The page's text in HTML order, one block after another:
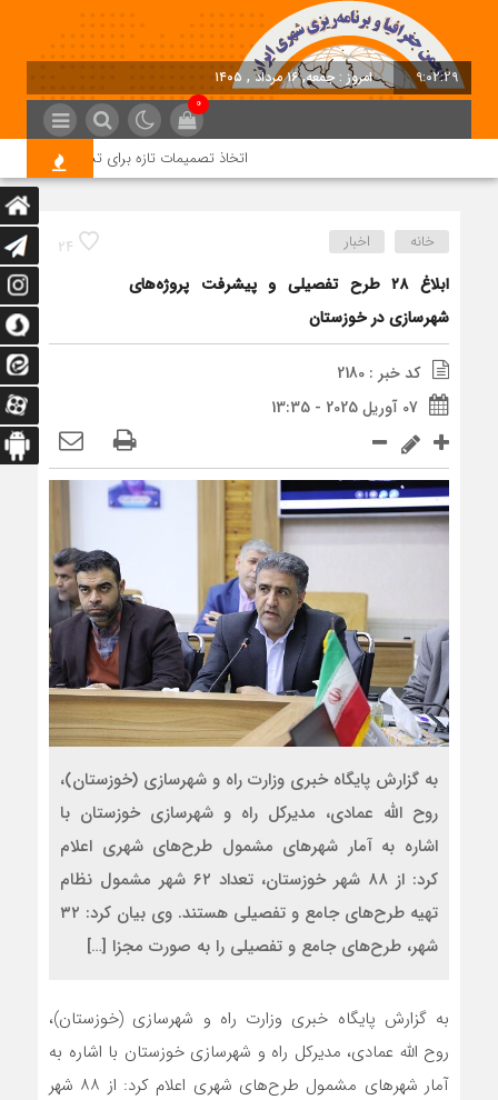
9:02:30 امروز : جمعه, ۱۶ مرداد , ۱۴۰۵
0
اتخاذ تصمیمات تازه برای تسریع در روند
24 خانه اخبار
ابلاغ ۲۸ طرح تفصیلی و پیشرفت پروژه‌های
شهرسازی در خوزستان
کد خبر : 2180
07 آوریل 2025 - 13:35
به گزارش پایگاه خبری وزارت راه و شهرسازی (خوزستان)،
روح الله عمادی، مدیرکل راه و شهرسازی خوزستان با
اشاره به آمار شهرهای مشمول طرح‌های شهری اعلام
کرد: از ۸۸ شهر خوزستان، تعداد ۶۲ شهر مشمول نظام
تهیه طرح‌های جامع و تفصیلی هستند. وی بیان کرد: ۳۲
شهر، طرح‌های جامع و تفصیلی را به صورت مجزا […]
به گزارش پایگاه خبری وزارت راه و شهرسازی (خوزستان)،
روح الله عمادی، مدیرکل راه و شهرسازی خوزستان با اشاره به
آمار شهرهای مشمول طرح‌های شهری اعلام کرد: از ۸۸ شهر